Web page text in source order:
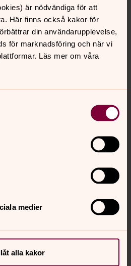
är nödvändiga för att
Här finns också kakor för
din användarupplevelse,
för marknadsföring och när vi
Läs mer om våra
medier
alla kakor
på sidans